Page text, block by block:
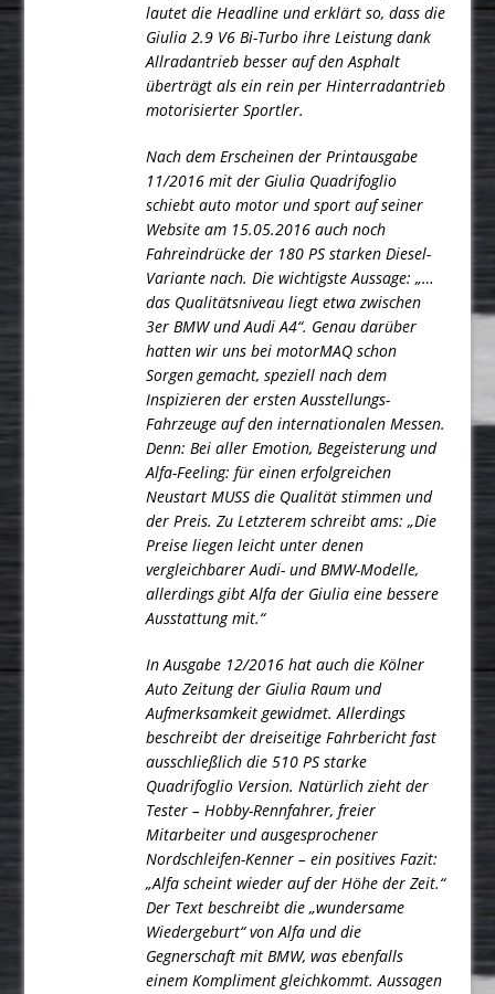
lautet die Headline und erklärt so, dass die
Giulia2.9 V6 Bi-Turbo ihre Leistung dank
Allradantrieb besser auf den Asphalt
überträgt als ein rein per Hinterradantrieb
motorisierter Sportler.
Nach dem Erscheinen der Printausgabe
11/2016 mit der Giulia Quadrifoglio
schiebt auto motor und sport auf seiner
Website am 15.05.2016 auch noch
Fahreindrücke der 180 PS starken Diesel-
Variante nach. Die wichtigste Aussage: „…
das Qualitätsniveau liegt etwa zwischen
3er BMW und Audi A4“. Genau darüber
hatten wir uns bei motorMAQ schon
Sorgen gemacht, speziell nach dem
Inspizieren der ersten Ausstellungs-
Fahrzeuge auf den internationalen Messen.
Denn: Bei aller Emotion, Begeisterung und
Alfa-Feeling: für einen erfolgreichen
Neustart MUSS die Qualität stimmen und
der Preis. Zu Letzterem schreibt ams: „Die
Preise liegen leicht unter denen
vergleichbarer Audi- und BMW-Modelle,
allerdings gibt Alfa der Giulia eine bessere
Ausstattung mit.“
In Ausgabe 12/2016 hat auch die Kölner
Auto Zeitung der Giulia Raum und
Aufmerksamkeit gewidmet. Allerdings
beschreibt der dreiseitige Fahrbericht fast
ausschließlich die 510 PS starke
Quadrifoglio Version. Natürlich zieht der
Tester – Hobby-Rennfahrer, freier
Mitarbeiter und ausgesprochener
Nordschleifen-Kenner – ein positives Fazit:
„Alfa scheint wieder auf der Höhe der Zeit.“
Der Text beschreibt die „wundersame
Wiedergeburt“ von Alfa und die
Gegnerschaft mit BMW, was ebenfalls
einem Kompliment gleichkommt. Aussagen